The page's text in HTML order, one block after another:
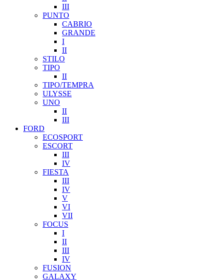
III
PUNTO
CABRIO
GRANDE
I
II
STILO
TIPO
II
TIPO/TEMPRA
ULYSSE
UNO
II
III
FORD
ECOSPORT
ESCORT
III
IV
FIESTA
III
IV
V
VI
VII
FOCUS
I
II
III
IV
FUSION
GALAXY